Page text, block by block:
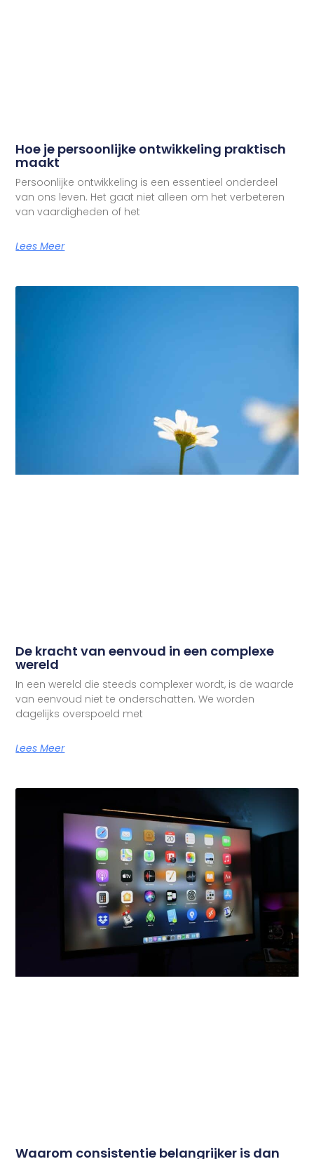
Hoe je persoonlijke ontwikkeling praktisch
maakt
Persoonlijke ontwikkeling is een essentieel onderdeel
van ons leven. Het gaat niet alleen om het verbeteren
van vaardigheden of het
Lees Meer
De kracht van eenvoud in een complexe
wereld
In een wereld die steeds complexer wordt, is de waarde
van eenvoud niet te onderschatten. We worden
dagelijks overspoeld met
Lees Meer
Waarom consistentie belangrijker is dan